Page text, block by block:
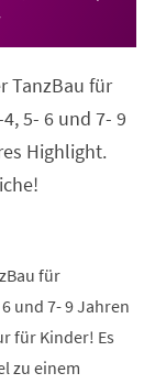
TanzBau für
5- 6 und 7- 9
Highlight.
für
und 7- 9 Jahren
für Kinder! Es
zu einem